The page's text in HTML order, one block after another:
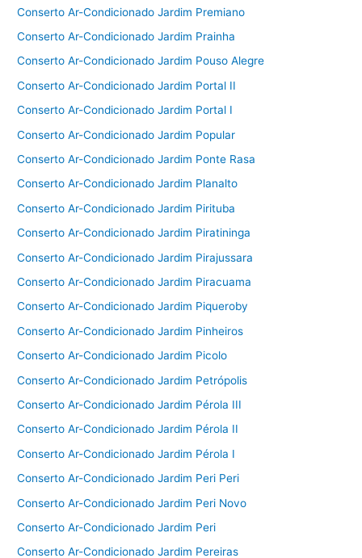
Conserto Ar-Condicionado Jardim Premiano
Conserto Ar-Condicionado Jardim Prainha
Conserto Ar-Condicionado Jardim Pouso Alegre
Conserto Ar-Condicionado Jardim Portal II
Conserto Ar-Condicionado Jardim Portal I
Conserto Ar-Condicionado Jardim Popular
Conserto Ar-Condicionado Jardim Ponte Rasa
Conserto Ar-Condicionado Jardim Planalto
Conserto Ar-Condicionado Jardim Pirituba
Conserto Ar-Condicionado Jardim Piratininga
Conserto Ar-Condicionado Jardim Pirajussara
Conserto Ar-Condicionado Jardim Piracuama
Conserto Ar-Condicionado Jardim Piqueroby
Conserto Ar-Condicionado Jardim Pinheiros
Conserto Ar-Condicionado Jardim Picolo
Conserto Ar-Condicionado Jardim Petrópolis
Conserto Ar-Condicionado Jardim Pérola III
Conserto Ar-Condicionado Jardim Pérola II
Conserto Ar-Condicionado Jardim Pérola I
Conserto Ar-Condicionado Jardim Peri Peri
Conserto Ar-Condicionado Jardim Peri Novo
Conserto Ar-Condicionado Jardim Peri
Conserto Ar-Condicionado Jardim Pereiras